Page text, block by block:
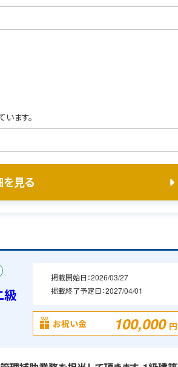
ます。
見る
級
掲載開始日：2026/03/27
掲載終了予定日：2027/04/01
お祝い金 100,000 円